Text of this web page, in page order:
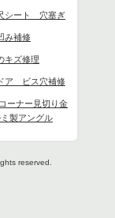
シート 穴塞ぎ
補修
キズ修理
ア ビス穴補修
ーナー見切り金
製アングル
reserved.